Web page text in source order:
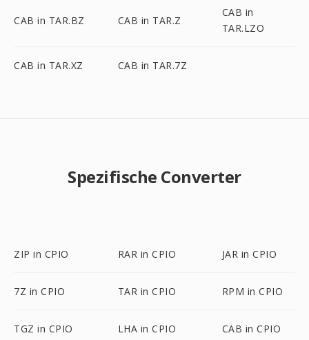
CAB in TAR.BZ CAB in TAR.Z
CAB in
TAR.LZO
CAB in TAR.XZ CAB in TAR.7Z
Spezifische Converter
ZIP in CPIO RAR in CPIO JAR in CPIO
7Z in CPIO TAR in CPIO RPM in CPIO
TGZ in CPIO LHA in CPIO CAB in CPIO